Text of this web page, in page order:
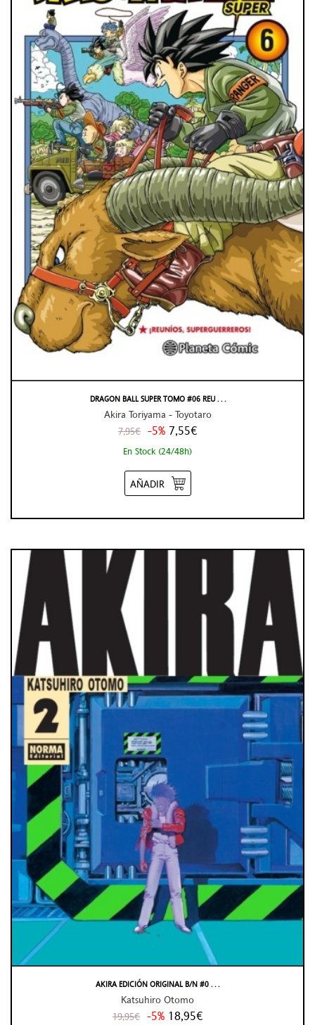
DRAGON BALL SUPER TOMO #06 REU . . .
Akira Toriyama - Toyotaro
7,95€ -5% 7,55€
En Stock (24/48h)
AÑADIR
AKIRA EDICIÓN ORIGINAL B/N #0 . . .
Katsuhiro Otomo
19,95€ -5% 18,95€